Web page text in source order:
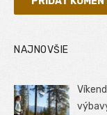
NAJNOVŠIE